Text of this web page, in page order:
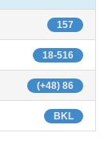
157
18-516
(+48) 86
BKL